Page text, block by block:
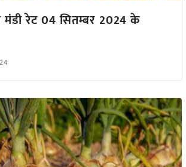
रेट 04 सितम्बर 2024 के